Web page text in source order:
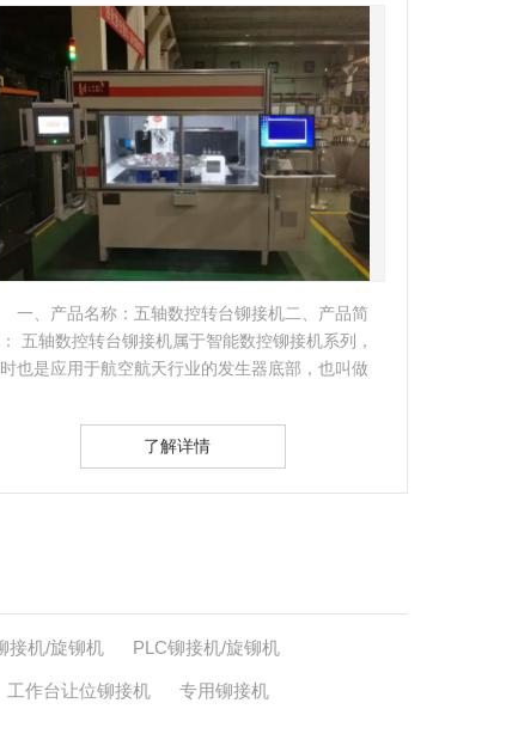
如上图这种铆接盘扣斜拉杆设备的机型是力禾
摆辗铆接机。在工厂里也是出货量.大的铆接设
选购盘扣斜拉杆铆接机的时候..摆辗铆接机
了解详情
接机/旋铆机 PLC铆接机/旋铆机
工作台让位铆接机 专用铆接机